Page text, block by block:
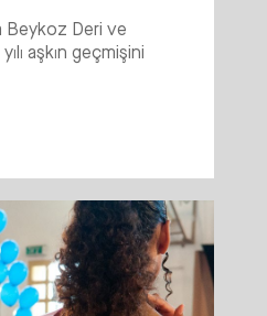
Beykoz Deri ve
aşkın geçmişini